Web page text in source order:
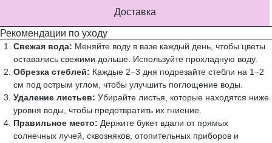
Доставка
Рекомендации по уходу
Свежая вода: Меняйте воду в вазе каждый день, чтобы цветы
оставались свежими дольше. Используйте прохладную воду.
Обрезка стеблей: Каждые 2−3 дня подрезайте стебли на 1−2
см под острым углом, чтобы улучшить поглощение воды.
Удаление листьев: Убирайте листья, которые находятся ниже
уровня воды, чтобы предотвратить их гниение.
Правильное место: Держите букет вдали от прямых
солнечных лучей, сквозняков, отопительных приборов и